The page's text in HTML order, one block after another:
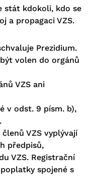
stát kdokoli, kdo se
a propagaci VZS.
Prezidium.
volen do orgánů
VZS ani
v odst. 9 písm. b),
VZS vyplývají
předpisů,
VZS. Registrační
spojené s